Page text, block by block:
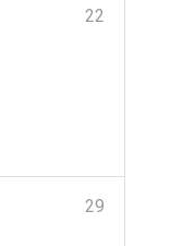
22
29